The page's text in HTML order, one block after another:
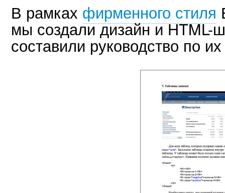
В рамках фирменного стиля
мы создали дизайн и HTML-
составили руководство по